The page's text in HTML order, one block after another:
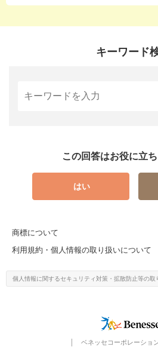
キーワード
この回答はお役に立
はい
商標について
利用規約・個人情報の取り扱いについて
個人情報に関するセキュリティ対策・ 拡散防止等の取
ベネッセコーポレーショ